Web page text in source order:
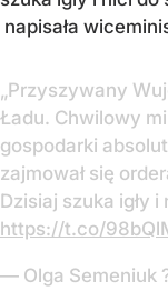
napisała
„Przyszywany
Ładu. Chwilowy
gospodarki
zajmował się
Dzisiaj szuka igły
https://t.co/
— Olga Semeniuk